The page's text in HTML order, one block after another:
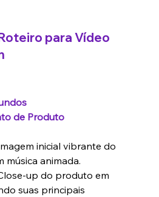
para Vídeo
de Produto
inicial vibrante do
música animada.
up do produto em
suas principais